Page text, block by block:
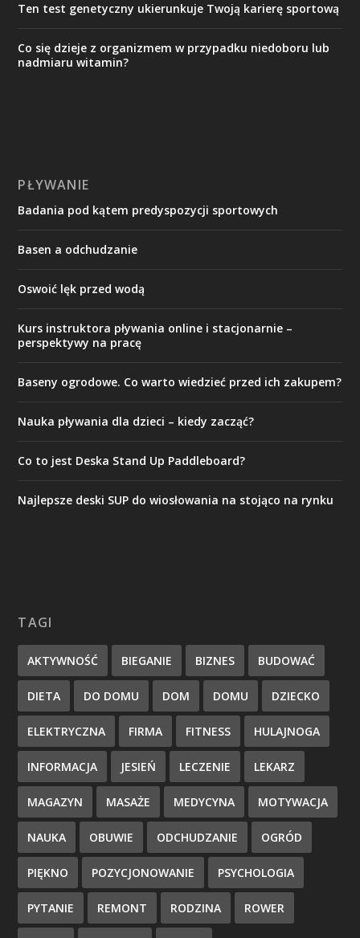
Ten test genetyczny ukierunkuje Twoją karierę sportową
Co się dzieje z organizmem w przypadku niedoboru lub
nadmiaru witamin?
PŁYWANIE
Badania pod kątem predyspozycji sportowych
Basen a odchudzanie
Oswoić lęk przed wodą
Kurs instruktora pływania online i stacjonarnie –
perspektywy na pracę
Baseny ogrodowe. Co warto wiedzieć przed ich zakupem?
Nauka pływania dla dzieci – kiedy zacząć?
Co to jest Deska Stand Up Paddleboard?
Najlepsze deski SUP do wiosłowania na stojąco na rynku
TAGI
AKTYWNOŚĆ BIEGANIE BIZNES BUDOWAĆ
DIETA DO DOMU DOM DOMU DZIECKO
ELEKTRYCZNA FIRMA FITNESS HULAJNOGA
INFORMACJA JESIEŃ LECZENIE LEKARZ
MAGAZYN MASAŻE MEDYCYNA MOTYWACJA
NAUKA OBUWIE ODCHUDZANIE OGRÓD
PIĘKNO POZYCJONOWANIE PSYCHOLOGIA
PYTANIE REMONT RODZINA ROWER